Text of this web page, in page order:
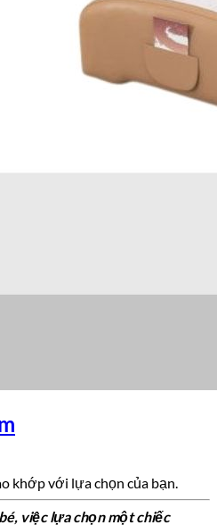
khớp với lựa chọn của bạn.
việc lựa chọn một chiếc